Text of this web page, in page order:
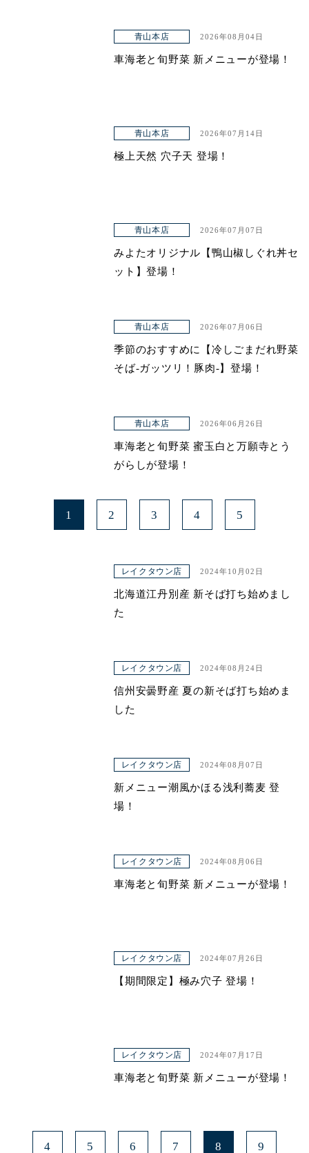
青山本店 2026年08月04日
車海老と旬野菜 新メニューが登場！
青山本店 2026年07月14日
極上天然 穴子天 登場！
青山本店 2026年07月07日
みよたオリジナル【鴨山椒しぐれ丼セ
ット】登場！
青山本店 2026年07月06日
季節のおすすめに【冷しごまだれ野菜
そば-ガッツリ！豚肉-】登場！
青山本店 2026年06月26日
車海老と旬野菜 蜜玉白と万願寺とう
がらしが登場！
1 2 3 4 5
レイクタウン店 2024年10月02日
北海道江丹別産 新そば打ち始めまし
た
レイクタウン店 2024年08月24日
信州安曇野産 夏の新そば打ち始めま
した
レイクタウン店 2024年08月07日
新メニュー潮風かほる浅利蕎麦 登
場！
レイクタウン店 2024年08月06日
車海老と旬野菜 新メニューが登場！
レイクタウン店 2024年07月26日
【期間限定】極み穴子 登場！
レイクタウン店 2024年07月17日
車海老と旬野菜 新メニューが登場！
4 5 6 7 8 9